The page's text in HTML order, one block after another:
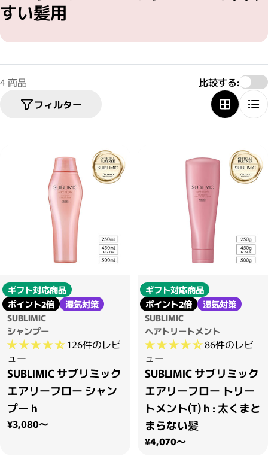
すい髪用
4 商品
フィルター
比較する:
ギフト対応商品
ポイント2倍
湿気対策
SUBLIMIC
シャンプー
126件のレビ
ュー
SUBLIMIC サブリミック
エアリーフロー シャン
プー h
通常価格
¥3,080～
ギフト対応商品
ポイント2倍
湿気対策
SUBLIMIC
ヘアトリートメント
86件のレビ
ュー
SUBLIMIC サブリミック
エアリーフロー トリー
トメント(T) h : 太くまと
まらない髪
通常価格
¥4,070～